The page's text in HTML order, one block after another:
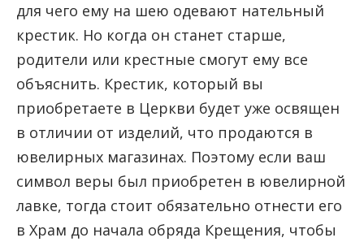
для чего ему на шею одевают нательный
крестик. Но когда он станет старше,
родители или крестные смогут ему все
объяснить. Крестик, который вы
приобретаете в Церкви будет уже освящен
в отличии от изделий, что продаются в
ювелирных магазинах. Поэтому если ваш
символ веры был приобретен в ювелирной
лавке, тогда стоит обязательно отнести его
в Храм до начала обряда Крещения, чтобы